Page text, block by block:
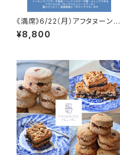
《満席》6/22（月）アフタヌーンテ
ィーイベント@ベリーズティール
ーム
¥8,800